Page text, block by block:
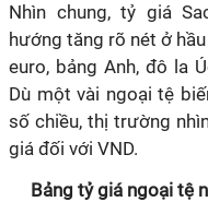
Nhìn chung, tỷ giá
hướng tăng rõ nét ở
euro, bảng Anh, đô la
Dù một vài ngoại tệ
số chiều, thị trường
giá đối với VND.
Bảng tỷ giá ngoại tệ